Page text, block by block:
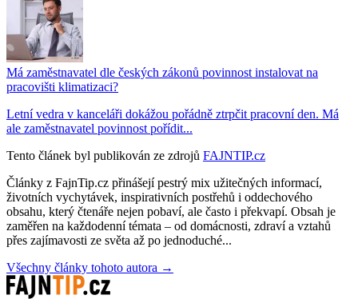
Má zaměstnavatel dle českých zákonů povinnost instalovat na
pracovišti klimatizaci?
Letní vedra v kanceláři dokážou pořádně ztrpčit pracovní den. Má
ale zaměstnavatel povinnost pořídit...
Tento článek byl publikován ze zdrojů FAJNTIP.cz
Články z FajnTip.cz přinášejí pestrý mix užitečných informací,
životních vychytávek, inspirativních postřehů i oddechového
obsahu, který čtenáře nejen pobaví, ale často i překvapí. Obsah je
zaměřen na každodenní témata – od domácnosti, zdraví a vztahů
přes zajímavosti ze světa až po jednoduché...
Všechny články tohoto autora →